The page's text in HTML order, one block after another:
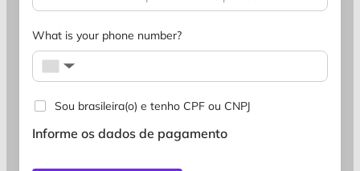
What is your phone number?
▼
Sou brasileira(o) e tenho CPF ou CNPJ
Informe os dados de pagamento